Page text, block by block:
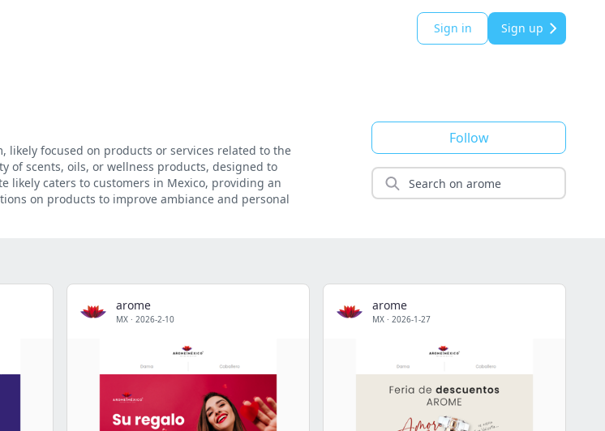
Sign in Sign up
likely focused on products or services related to the
of scents, oils, or wellness products, designed to
likely caters to customers in Mexico, providing an
on products to improve ambiance and personal
Follow
arome
MX · 2026-2-10
arome
MX · 2026-1-27